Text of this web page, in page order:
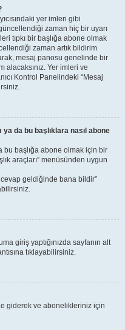
yer imleri gibi
zaman hiç bir uyarı
tıpkı bir başlığa abone olmak
zaman artık bildirim
mesaj panosu genelinde bir
alacaksınız. Yer imleri ve
Kontrol Panelindeki “Mesaj
da bu başlıklara nasıl abone
bu başlığa abone olmak için bir
araçları” menüsünden uygun
geldiğinde bana bildir”
giriş yaptığınızda sayfanın alt
tıklayabilirsiniz.
giderek ve abonelikleriniz için